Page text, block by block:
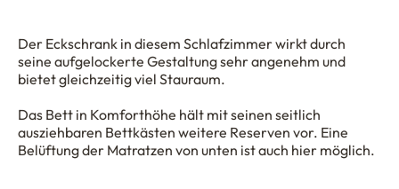
Der Eckschrank in diesem Schlafzimmer wirkt durch
seine aufgelockerte Gestaltung sehr angenehm und
bietet gleichzeitig viel Stauraum.
Das Bett in Komforthöhe hält mit seinen seitlich
ausziehbaren Bettkästen weitere Reserven vor. Eine
Belüftung der Matratzen von unten ist auch hier möglich.